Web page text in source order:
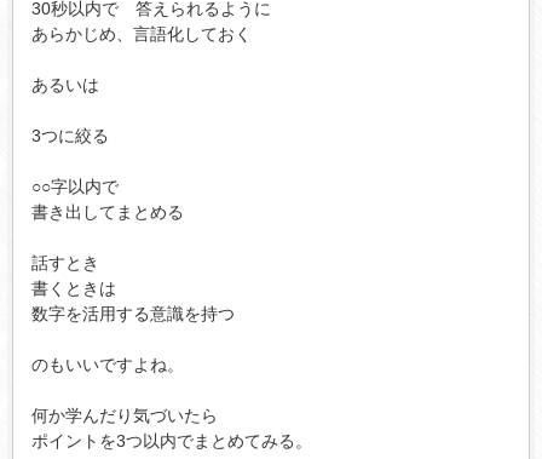
30秒以内で　答えられるように
あらかじめ、言語化しておく
あるいは
3つに絞る
○○字以内で
書き出してまとめる
話すとき
書くときは
数字を活用する意識を持つ
のもいいですよね。
何か学んだり気づいたら
ポイントを3つ以内でまとめてみる。